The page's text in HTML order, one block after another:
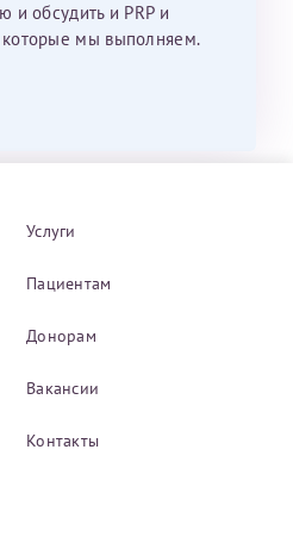
и обсудить и PRP и
мы выполняем.
Услуги
Пациентам
Донорам
Вакансии
Контакты